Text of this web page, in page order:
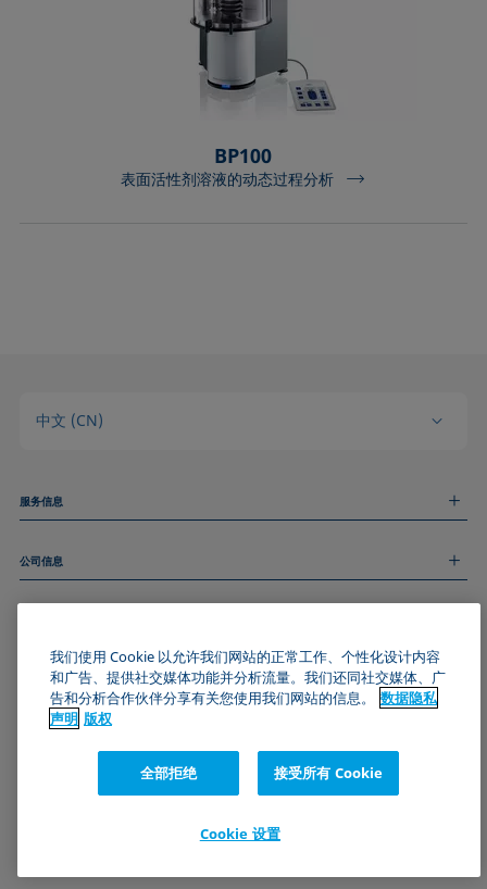
BP100
表面活性剂溶液的动态过程分析
中文 (CN)
服务信息
技术服务
和我们取得联系
公司信息
关于我们
数据隐私声明
Cookie政策
订阅我们的新闻简报
加入KRÜSS社区
我们使用 Cookie 以允许我们网站的正常工作、个性化设计内容
和广告、提供社交媒体功能并分析流量。我们还同社交媒体、广
告和分析合作伙伴分享有关您使用我们网站的信息。
数据隐私
声明 版权
全部拒绝 接受所有 Cookie
Cookie 设置